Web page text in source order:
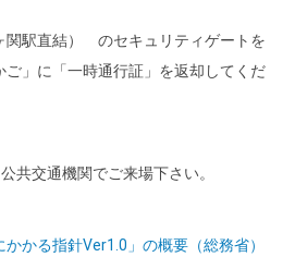
関駅直結） のセキュリティゲートを
」に「一時通行証」を返却してくだ
共交通機関でご来場下さい。
かかる指針Ver1.0」の概要（総務省）